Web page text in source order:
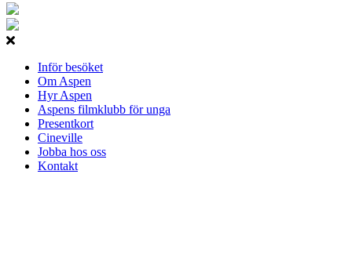
Inför besöket
Om Aspen
Hyr Aspen
Aspens filmklubb för unga
Presentkort
Cineville
Jobba hos oss
Kontakt